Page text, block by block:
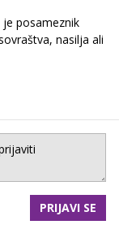
je posameznik
nasilja ali
PRIJAVI SE